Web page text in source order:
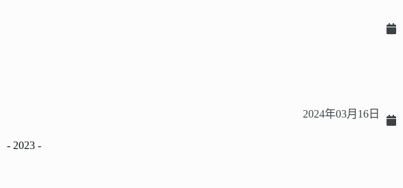
2024年03月16日
- 2023 -